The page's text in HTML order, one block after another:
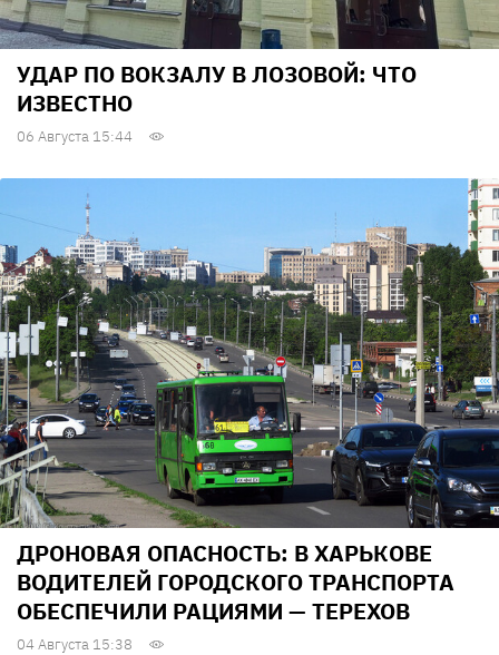
УДАР ПО ВОКЗАЛУ В ЛОЗОВОЙ: ЧТО
ИЗВЕСТНО
06 Августа 15:44
ДРОНОВАЯ ОПАСНОСТЬ: В ХАРЬКОВЕ
ВОДИТЕЛЕЙ ГОРОДСКОГО ТРАНСПОРТА
ОБЕСПЕЧИЛИ РАЦИЯМИ — ТЕРЕХОВ
04 Августа 15:38